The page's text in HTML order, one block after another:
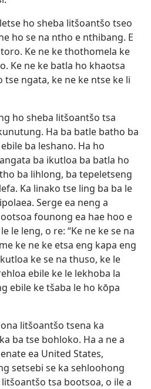
ho sheba litšoantšo tseo
ho se na ntho e nthibang. E
Ke ne ke thothomela ke
Ke ne ke batla ho khaotsa
tse ngata, ke ne ke ntse ke li
ho sheba litšoantšo tsa
Ha ba batle batho ba
ba leshano. Ha ho
ba ikutloa ba batla ho
ba lihlong, ba tepeletseng
Ka linako tse ling ba ba le
Serge ea neng a
founong ea hae hoo e
le leng, o re: “Ke ne ke se na
ke ne ke etsa eng kapa eng
ke se na thuso, ke le
ebile ke le lekhoba la
ebile ke tšaba le ho kōpa
litšoantšo tsena ka
ba tse bohloko. Ha a ne a
ea United States,
setsebi se ka sehloohong
tsa bootsoa, o ile a